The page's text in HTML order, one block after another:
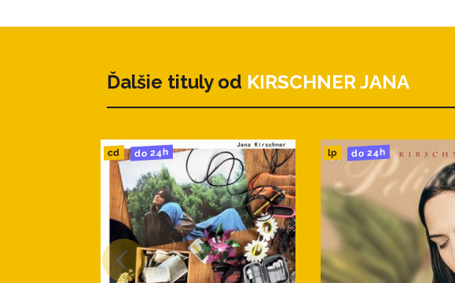
Ďalšie tituly od KIRSCHNER JANA
cd do 24h lp do 24h